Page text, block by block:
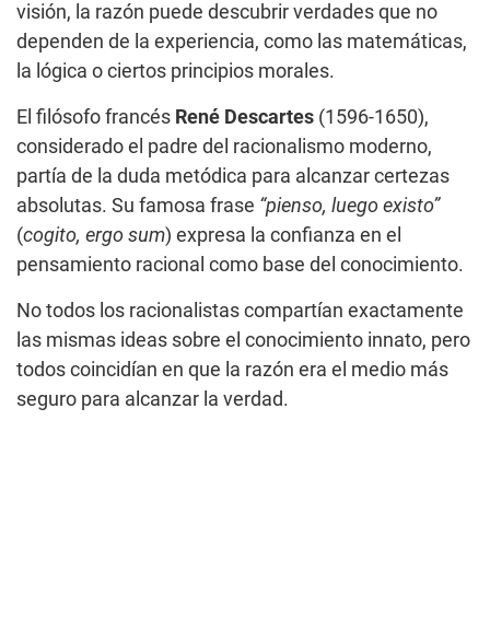
visión, la razón puede descubrir verdades que no
dependen de la experiencia, como las matemáticas,
la lógica o ciertos principios morales.
El filósofo francés René Descartes (1596-1650),
considerado el padre del racionalismo moderno,
partía de la duda metódica para alcanzar certezas
absolutas. Su famosa frase “pienso, luego existo”
(cogito, ergo sum) expresa la confianza en el
pensamiento racional como base del conocimiento.
No todos los racionalistas compartían exactamente
las mismas ideas sobre el conocimiento innato, pero
todos coincidían en que la razón era el medio más
seguro para alcanzar la verdad.